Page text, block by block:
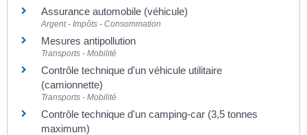
Assurance automobile (véhicule)
Argent - Impôts - Consommation
Mesures antipollution
Transports - Mobilité
Contrôle technique d'un véhicule utilitaire
(camionnette)
Transports - Mobilité
Contrôle technique d'un camping-car (3,5 tonnes
maximum)